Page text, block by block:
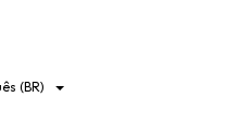
(BR)